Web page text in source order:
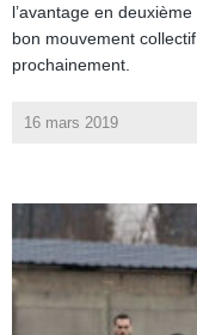
l’avantage en
bon mouvement
prochainement.
16 mars 2019